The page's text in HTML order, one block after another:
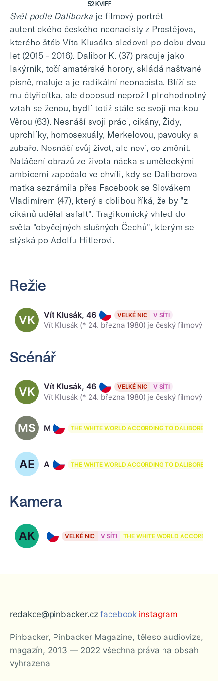
52 KVIFF
Svět podle Daliborka je filmový portrét
autentického českého neonacisty z Prostějova,
kterého štáb Víta Klusáka sledoval po dobu dvou
let (2015 - 2016). Dalibor K. (37) pracuje jako
lakýrník, točí amatérské horory, skládá naštvané
písně, maluje a je radikální neonacista. Blíží se
mu čtyřicítka, ale doposud neprožil plnohodnotný
vztah se ženou, bydlí totiž stále se svojí matkou
Věrou (63). Nesnáší svoji práci, cikány, Židy,
uprchlíky, homosexuály, Merkelovou, pavouky a
zubaře. Nesnáší svůj život, ale neví, co změnit.
Natáčení obrazů ze života nácka s uměleckými
ambicemi započalo ve chvíli, kdy se Daliborova
matka seznámila přes Facebook se Slovákem
Vladimírem (47), který s oblibou říká, že by "z
cikánů udělal asfalt". Tragikomický vhled do
světa "obyčejných slušných Čechů", kterým se
stýská po Adolfu Hitlerovi.
Režie
VK Vít Klusák, 46 VELKÉ NIC V SÍTI
Scénář
VK Vít Klusák, 46 VELKÉ NIC V SÍTI
MS Marianna Stránská THE WHITE WORLD ACCORDING TO DALIBOREK
AE Adéla Elbel THE WHITE WORLD ACCORDING TO DALIBOREK
Kamera
AK Adam Kruliš
VELKÉ NIC V SÍTI THE WHITE WORLD ACCORDING
redakce@pinbacker.cz facebook instagram
Pinbacker, Pinbacker Magazine, těleso audiovize,
magazín, 2013 — 2022 všechna práva na obsah
vyhrazena